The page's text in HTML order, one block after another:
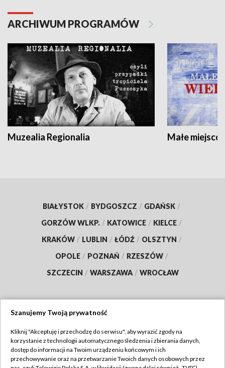
ARCHIWUM PROGRAMÓW
Muzealia Regionalia Małe
BIAŁYSTOK / BYDGOSZCZ / GDAŃSK /
GORZÓW WLKP. / KATOWICE / KIELCE /
KRAKÓW / LUBLIN / ŁÓDŹ / OLSZTYN /
OPOLE / POZNAŃ / RZESZÓW /
SZCZECIN / WARSZAWA / WROCŁAW
TVP
Abonament TVP
Regulamin TVP
Szanujemy Twoją prywatność
Kliknij "Akceptuję i przechodzę do serwisu", aby wyrazić zgody na
korzystanie z technologii automatycznego śledzenia i zbierania danych,
dostęp do informacji na Twoim urządzeniu końcowym i ich
przechowywanie oraz na przetwarzanie Twoich danych osobowych przez